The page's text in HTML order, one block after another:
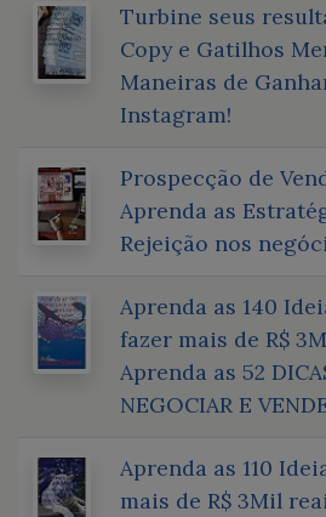
Turbine seus
Copy e Gatilhos
Maneiras de
Instagram!
Prospecção de
Aprenda as
Rejeição nos
Aprenda as 140
fazer mais de R$
Aprenda as 52
NEGOCIAR E
Aprenda as 110
mais de R$ 3Mil